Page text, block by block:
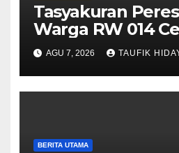
Tasyakuran
Warga RW 014
Timur, Warga
Manfaatkan untuk
Musyawarah dan
AGU 7, 2026 TAUFIK
BERITA UTAMA